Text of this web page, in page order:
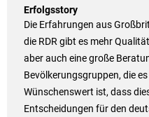
Erfolgsstory
Die Erfahrungen aus
die RDR gibt es mehr
aber auch eine große
Bevölkerungsgruppen, die
Wünschenswert ist, dass
Entscheidungen für den